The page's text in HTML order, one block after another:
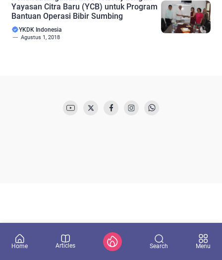
Yayasan Citra Baru (YCB) untuk Program
Bantuan Operasi Bibir Sumbing
YKDK Indonesia
Agustus 1, 2018
Home Articles Search Menu